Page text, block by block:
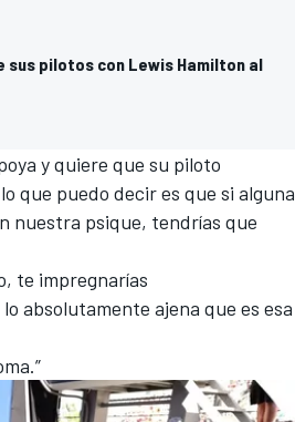
sus pilotos con Lewis Hamilton al
y quiere que su piloto
que puedo decir es que si alguna
nuestra psique, tendrías que
te impregnarías
absolutamente ajena que es esa